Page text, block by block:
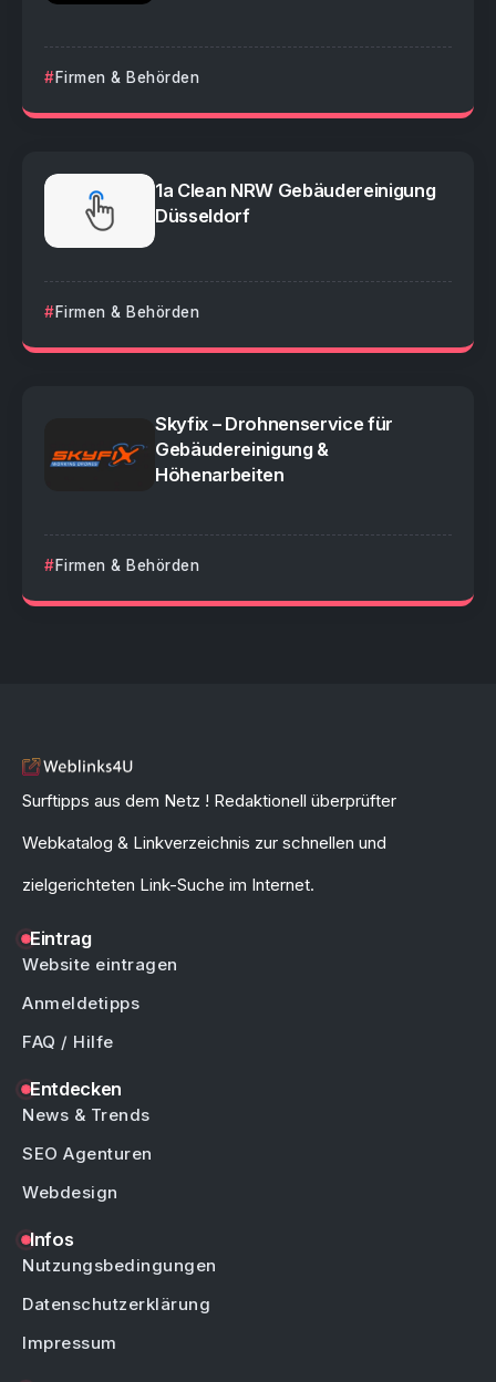
Firmen & Behörden
1a Clean NRW Gebäudereinigung
Düsseldorf
Firmen & Behörden
Skyfix – Drohnenservice für
Gebäudereinigung &
Höhenarbeiten
Firmen & Behörden
Surftipps aus dem Netz ! Redaktionell überprüfter
Webkatalog & Linkverzeichnis zur schnellen und
zielgerichteten Link-Suche im Internet.
Eintrag
Website eintragen
Anmeldetipps
FAQ / Hilfe
Entdecken
News & Trends
SEO Agenturen
Webdesign
Infos
Nutzungsbedingungen
Datenschutzerklärung
Impressum